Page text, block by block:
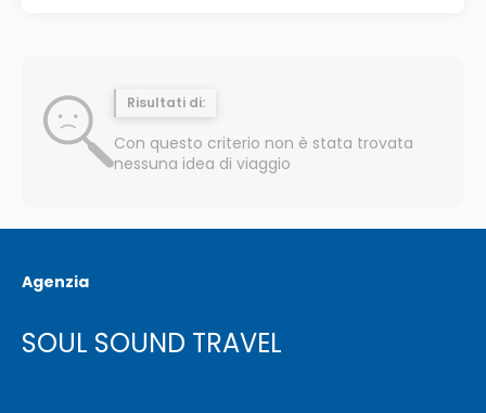
Risultati di:
Con questo criterio non è stata trovata
nessuna idea di viaggio
Agenzia
SOUL SOUND TRAVEL